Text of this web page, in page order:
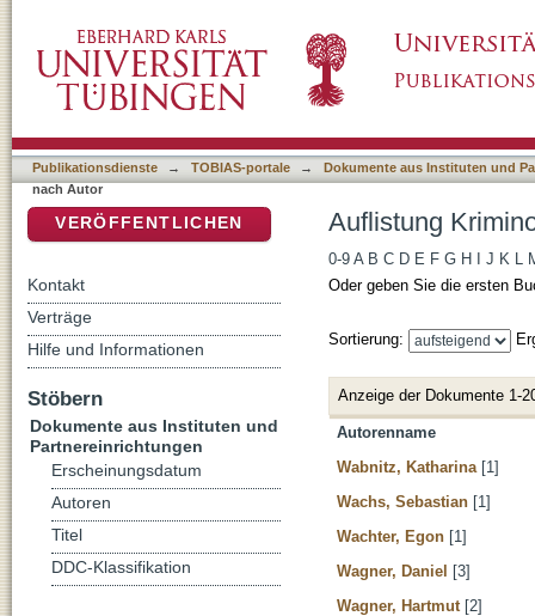
Publikationsdienste → TOBIAS-portale →
Dokumente aus Instituten und
nach Autor
Auflistung
0-9 A B C D E F G H J K L
Oder geben Sie die ersten
Sortierung:
Anzeige der Dokumente 1-
Autorenname
Wabnitz, Katharina [1]
Wachs, Sebastian [1]
Wachter, Egon [1]
Wagner, Daniel [3]
Wagner, Hartmut [2]
VERÖFFENTLICHEN
Kontakt
Verträge
Hilfe und Informationen
Stöbern
Dokumente aus Instituten und
Partnereinrichtungen
Erscheinungsdatum
Autoren
Titel
DDC-Klassifikation